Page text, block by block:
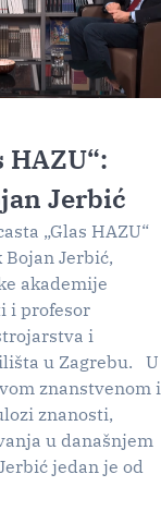
HAZU“:
Jerbić
„Glas HAZU“
Jerbić,
akademije
i profesor
i
u Zagrebu. U
znanstvenom i
znanosti,
u današnjem
jedan je od